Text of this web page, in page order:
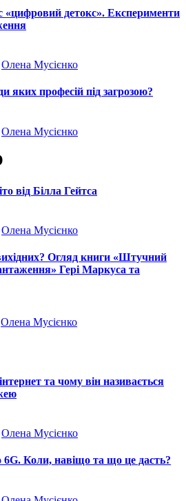
«цифровий детокс». Експерименти
Олена Мусієнко
яких професій під загрозою?
Олена Мусієнко
від Білла Гейтса
Олена Мусієнко
Огляд книги «Штучний
Гері Маркуса та
Олена Мусієнко
та чому він називається
Олена Мусієнко
6G. Коли, навіщо та що це даcть?